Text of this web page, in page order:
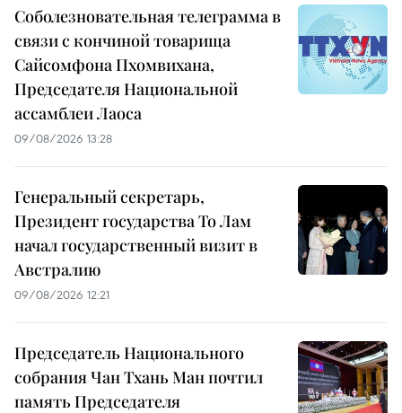
Соболезновательная телеграмма в
связи с кончиной товарища
Сайсомфона Пхомвихана,
Председателя Национальной
ассамблеи Лаоса
09/08/2026 13:28
Генеральный секретарь,
Президент государства То Лам
начал государственный визит в
Австралию
09/08/2026 12:21
Председатель Национального
собрания Чан Тхань Ман почтил
память Председателя